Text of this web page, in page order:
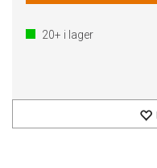
20+ i lager